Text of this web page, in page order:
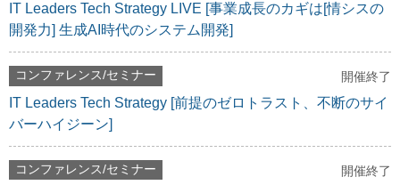
IT Leaders Tech Strategy LIVE [事業成長のカギは[情シスの
開発力] 生成AI時代のシステム開発]
コンファレンス/セミナー 開催終了
IT Leaders Tech Strategy [前提のゼロトラスト、不断のサイ
バーハイジーン]
コンファレンス/セミナー 開催終了